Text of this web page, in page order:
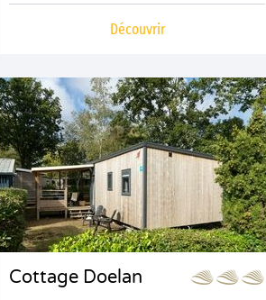
Découvrir
Cottage Doelan